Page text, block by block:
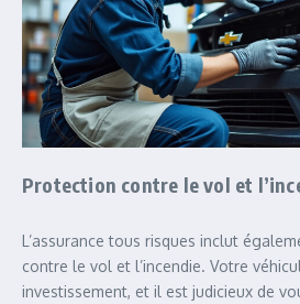
Protection contre le vol et
L’assurance tous risques inclut
contre le vol et l’incendie. Votre
investissement, et il est judicieux de